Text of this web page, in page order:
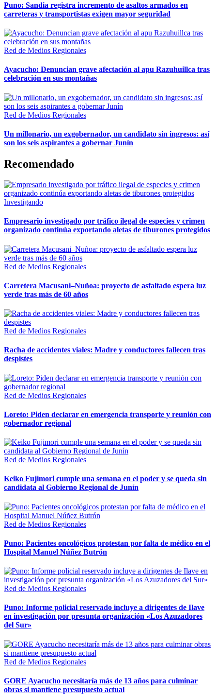
Puno: Sandia registra incremento de asaltos armados en
carreteras y transportistas exigen mayor seguridad
Red de Medios Regionales
Ayacucho: Denuncian grave afectación al apu Razuhuillca tras
celebración en sus montañas
Red de Medios Regionales
Un millonario, un exgobernador, un candidato sin ingresos: así
son los seis aspirantes a gobernar Junín
Recomendado
Investigando
Empresario investigado por tráfico ilegal de especies y crimen
organizado continúa exportando aletas de tiburones protegidos
Red de Medios Regionales
Carretera Macusani–Nuñoa: proyecto de asfaltado espera luz
verde tras más de 60 años
Red de Medios Regionales
Racha de accidentes viales: Madre y conductores fallecen tras
despistes
Red de Medios Regionales
Loreto: Piden declarar en emergencia transporte y reunión con
gobernador regional
Red de Medios Regionales
Keiko Fujimori cumple una semana en el poder y se queda sin
candidata al Gobierno Regional de Junín
Red de Medios Regionales
Puno: Pacientes oncológicos protestan por falta de médico en el
Hospital Manuel Núñez Butrón
Red de Medios Regionales
Puno: Informe policial reservado incluye a dirigentes de Ilave
en investigación por presunta organización «Los Azuzadores
del Sur»
Red de Medios Regionales
GORE Ayacucho necesitaría más de 13 años para culminar
obras si mantiene presupuesto actual